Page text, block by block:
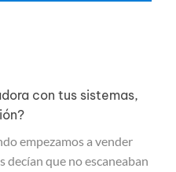
con tus sistemas,
empezamos a vender
decían que no escaneaban